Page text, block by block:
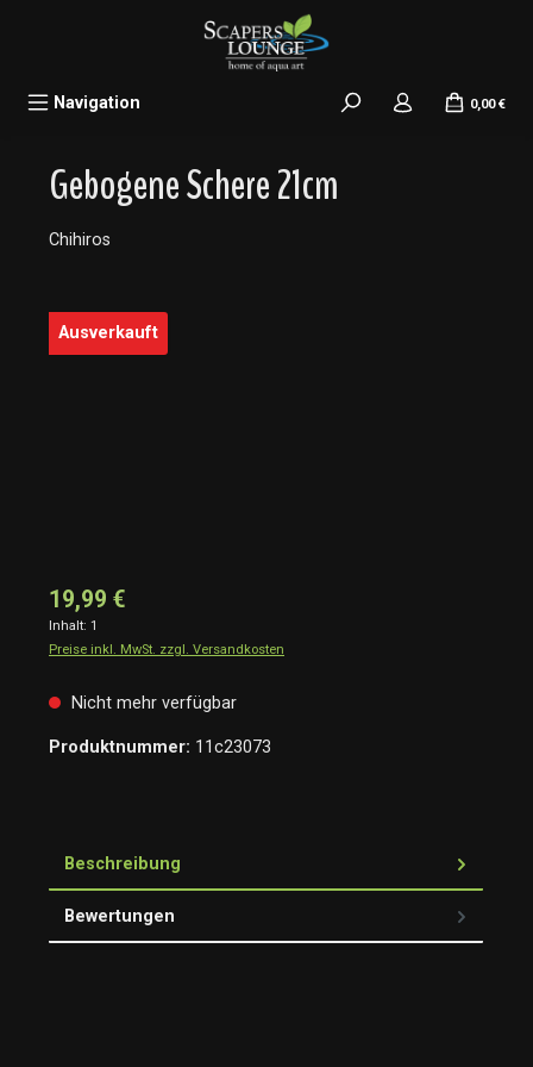
Navigation 0,00 €
Gebogene Schere 21cm
Chihiros
Bildergalerie überspringen
Ausverkauft
19,99 €
Inhalt: 1
Preise inkl. MwSt. zzgl. Versandkosten
Nicht mehr verfügbar
Produktnummer: 11c23073
Beschreibung
Bewertungen